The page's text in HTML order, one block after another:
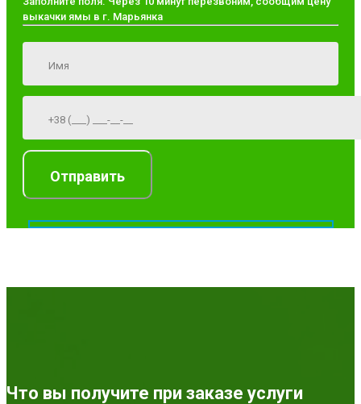
выкачки ямы в г. Марьянка
Что вы получите при заказе услуги